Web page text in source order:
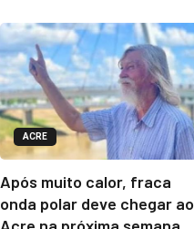
ACRE
Após muito calor, fraca
onda polar deve chegar ao